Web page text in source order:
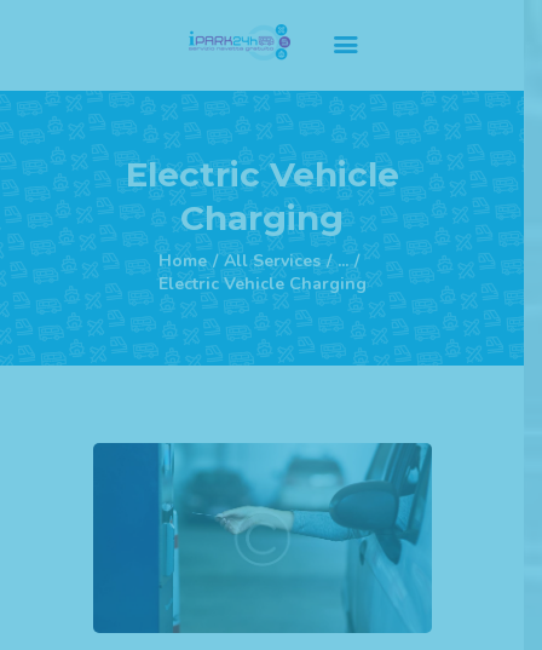
Electric Vehicle
Charging
Home All Services
...
Electric Vehicle Charging
Home Principale
Servizi
Listino Prezzi
Abbonamenti
F.A.Q
Contatti
Privacy Policy
Condizioni